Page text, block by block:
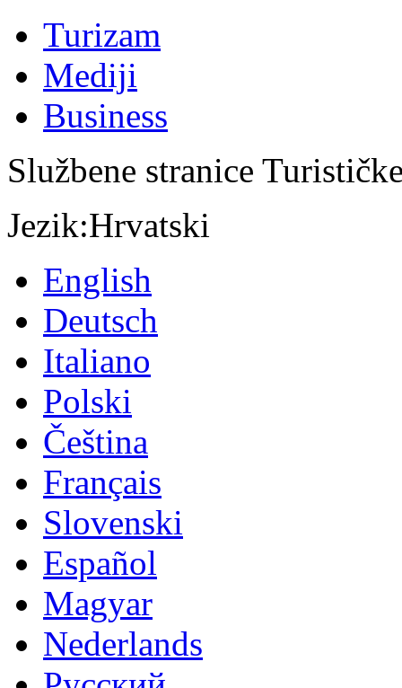
Turizam
Mediji
Business
Službene stranice
Jezik:Hrvatski
English
Deutsch
Italiano
Polski
Čeština
Français
Slovenski
Español
Magyar
Nederlands